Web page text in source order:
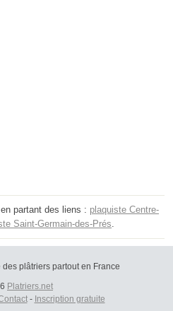
partant des liens : plaquiste Centre-
Saint-Germain-des-Prés
plâtriers partout en France
Platriers.net
- Inscription gratuite